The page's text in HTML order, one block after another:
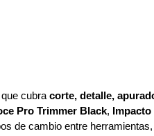
que cubracorte, detalle,
Pro Trimmer Black, Impacto
de cambio entre